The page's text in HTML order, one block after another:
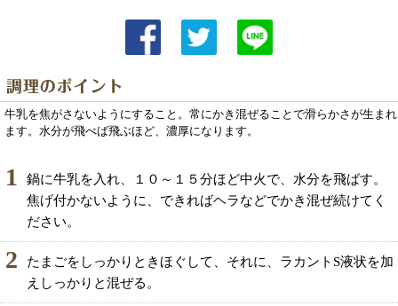
牛乳を焦がさないようにすること。常にかき混ぜることで滑らかさが生まれ
ます。水分が飛べば飛ぶほど、濃厚になります。
1
鍋に牛乳を入れ、１０～１５分ほど中火で、水分を飛ばす。
焦げ付かないように、できればヘラなどでかき混ぜ続けてく
ださい。
2
たまごをしっかりときほぐして、それに、ラカントS液状を加
えしっかりと混ぜる。